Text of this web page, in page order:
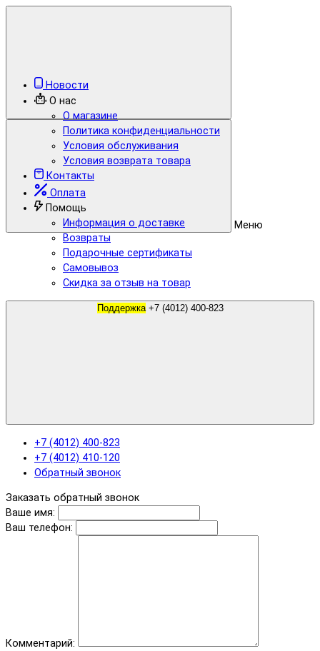
Меню
Новости
О нас
О магазине
Политика конфиденциальности
Условия обслуживания
Условия возврата товара
Контакты
Оплата
Помощь
Информация о доставке
Возвраты
Подарочные сертификаты
Самовывоз
Скидка за отзыв на товар
Поддержка +7 (4012) 400-823
+7 (4012) 400-823
+7 (4012) 410-120
Обратный звонок
Заказать обратный звонок
Ваше имя:
Ваш телефон:
Комментарий: